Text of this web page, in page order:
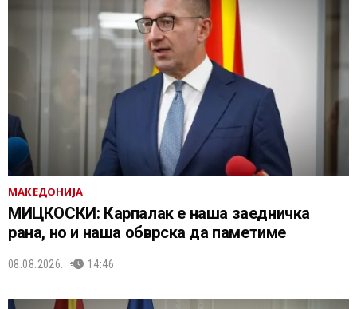
МАКЕДОНИЈА
МИЦКОСКИ: Карпалак е наша заедничка
рана, но и наша обврска да паметиме
08.08.2026. 14:46